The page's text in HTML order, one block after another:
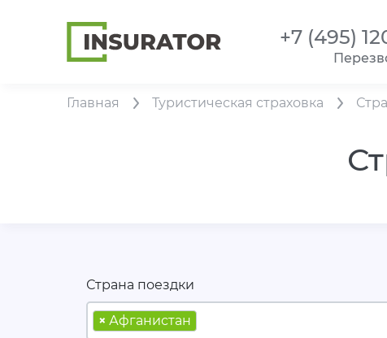
+7 (495)
Главная Туристическая страховка
Страна поездки
× Афганистан